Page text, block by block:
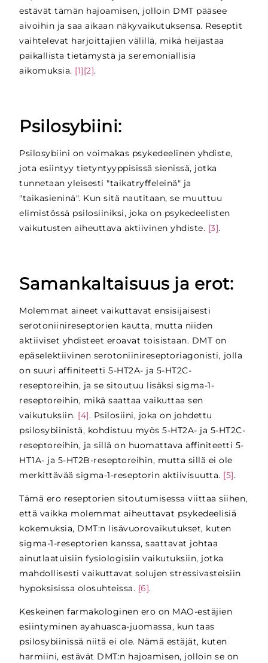
estävät tämän hajoamisen, jolloin DMT pääsee
aivoihin ja saa aikaan näkyvaikutuksensa. Reseptit
vaihtelevat harjoittajien välillä, mikä heijastaa
paikallista tietämystä ja seremoniallisia
aikomuksia. [1][2].
Psilosybiini:
Psilosybiini on voimakas psykedeelinen yhdiste,
jota esiintyy tietyntyyppisissä sienissä, jotka
tunnetaan yleisesti "taikatryffeleinä" ja
"taikasieninä". Kun sitä nautitaan, se muuttuu
elimistössä psilosiiniksi, joka on psykedeelisten
vaikutusten aiheuttava aktiivinen yhdiste. [3].
Samankaltaisuus ja erot:
Molemmat aineet vaikuttavat ensisijaisesti
serotoniinireseptorien kautta, mutta niiden
aktiiviset yhdisteet eroavat toisistaan. DMT on
epäselektiivinen serotoniinireseptoriagonisti, jolla
on suuri affiniteetti 5-HT2A- ja 5-HT2C-
reseptoreihin, ja se sitoutuu lisäksi sigma-1-
reseptoreihin, mikä saattaa vaikuttaa sen
vaikutuksiin. [4]. Psilosiini, joka on johdettu
psilosybiinistä, kohdistuu myös 5-HT2A- ja 5-HT2C-
reseptoreihin, ja sillä on huomattava affiniteetti 5-
HT1A- ja 5-HT2B-reseptoreihin, mutta sillä ei ole
merkittävää sigma-1-reseptorin aktiivisuutta. [5].
Tämä ero reseptorien sitoutumisessa viittaa siihen,
että vaikka molemmat aiheuttavat psykedeelisiä
kokemuksia, DMT:n lisävuorovaikutukset, kuten
sigma-1-reseptorien kanssa, saattavat johtaa
ainutlaatuisiin fysiologisiin vaikutuksiin, jotka
mahdollisesti vaikuttavat solujen stressivasteisiin
hypoksisissa olosuhteissa. [6].
Keskeinen farmakologinen ero on MAO-estäjien
esiintyminen ayahuasca-juomassa, kun taas
psilosybiinissä niitä ei ole. Nämä estäjät, kuten
harmiini, estävät DMT:n hajoamisen, jolloin se on